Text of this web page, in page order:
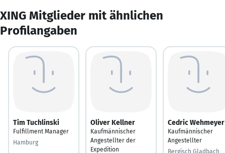
XING Mitglieder mit ähnlichen
Profilangaben
Tim Tuchlinski
Fulfillment Manager
Hamburg
Oliver Kellner
Kaufmännischer
Angestellter der
Expedition
Cedric Wehmeyer
Kaufmännischer
Angestellter
Bergisch Gladbach